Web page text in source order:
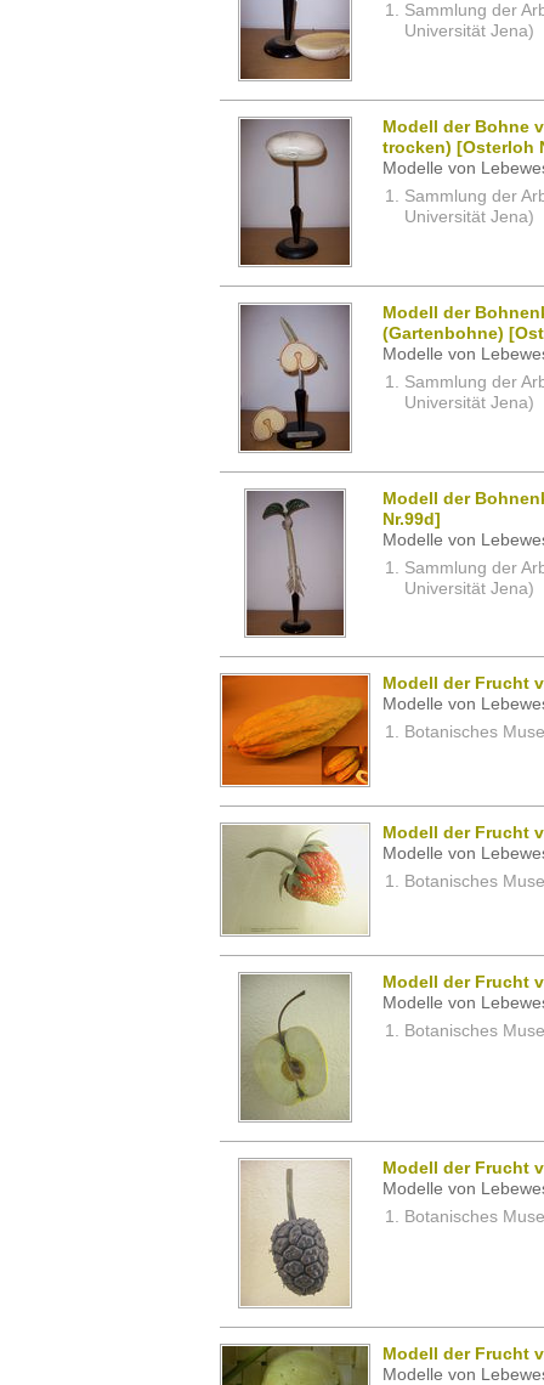
Sammlung der
Universität Jena)
Modell der Bohne
trocken) [Osterloh
Modelle von
Sammlung der
Universität Jena)
Modell der
(Gartenbohne)
Modelle von
Sammlung der
Universität Jena)
Modell der
Nr.99d]
Modelle von
Sammlung der
Universität Jena)
Modell der Frucht
Modelle von
Botanisches
Modell der Frucht
Modelle von
Botanisches
Modell der Frucht
Modelle von
Botanisches
Modell der Frucht
Modelle von
Botanisches
Modell der Frucht
Modelle von